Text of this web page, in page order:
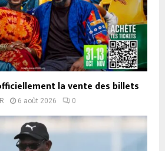
la vente des billets
6 août 2026 0